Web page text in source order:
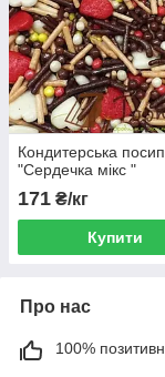
Кондитерська
"Сердечка мікс "
171 ₴/кг
Купити
Про нас
100%